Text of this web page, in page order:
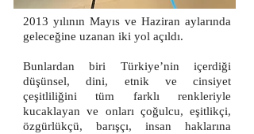
2013 yılının Mayıs ve Haziran aylarında
geleceğine uzanan iki yol açıldı.
Bunlardan biri Türkiye’nin içerdiği
düşünsel, dini, etnik ve cinsiyet
çeşitliliğini tüm farklı renkleriyle
kucaklayan ve onları çoğulcu, eşitlikçi,
özgürlükçü, barışçı, insan haklarına